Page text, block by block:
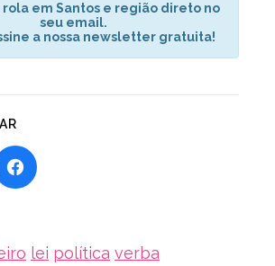
rola em Santos e região direto no
seu email.
a nossa newsletter gratuita!
lei política verba